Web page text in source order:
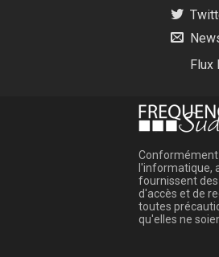
Flux
Conformément
l'informatique,
fournissent
d'accès et de
toutes
qu'elles ne